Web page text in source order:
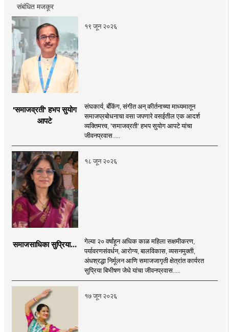
संबंधित मजकूर
१९ जून २०२६
'समाजव्रती' हभप सुयोग
आपटे
संघकार्य, बँकिंग, संगीत अन् कीर्तनाच्या माध्यमातून
समाजप्रबोधनाचा वसा जपणारे वसईतील एक आदर्श
व्यक्तिमत्त्व, 'समाजव्रती' हभप सुयोग आपटे यांचा
जीवनप्रवास.....
१८ जून २०२६
समाजसाधिका सुप्रिया...
गेल्या २० वर्षांहून अधिक काळ महिला सक्षमीकरण,
पर्यावरणसंवर्धन, आरोग्य, बालविकास, व्यसनमुक्ती,
अंधश्रद्धा निर्मूलन आणि समाजजागृती क्षेत्रांत कार्यरत
सुप्रिया बिभीषण जेधे यांचा जीवनप्रवास.....
१७ जून २०२६